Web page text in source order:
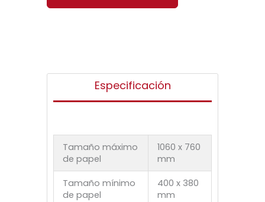
Especificación
Tamaño máximo
de papel
1060 x 760
mm
Tamaño mínimo
de papel
400 x 380
mm